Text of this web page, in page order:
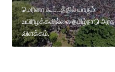
மெரினா கூட்டத்தில் யாரும்
உயிரிழக்கவில்லை தமிழ்நாடு அரசு
விளக்கம்.